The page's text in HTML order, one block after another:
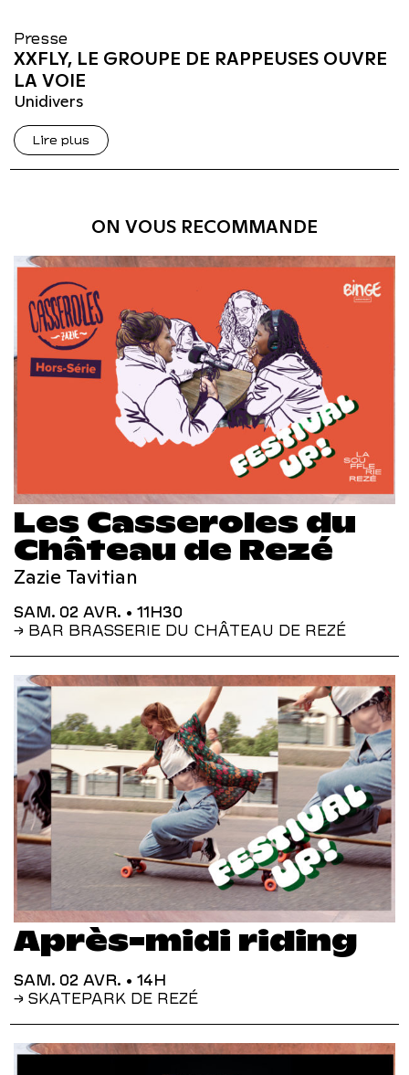
Presse
XXFLY, LE GROUPE DE RAPPEUSES OUVRE
LA VOIE
Unidivers
Lire plus
ON VOUS RECOMMANDE
Les Casseroles du
Château de Rezé
Zazie Tavitian
SAM. 02 AVR. • 11H30
→ BAR BRASSERIE DU CHÂTEAU DE REZÉ
Après-midi riding
SAM. 02 AVR. • 14H
→ SKATEPARK DE REZÉ